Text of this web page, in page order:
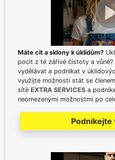
Máte cit a sklony k úklidům?
pocit z té zářivé čistoty a
vydělávat a podnikat v
využijte možnosti stát se
sítě EXTRA SERVICES a
neomezenými možnostmi po
Podnikejte